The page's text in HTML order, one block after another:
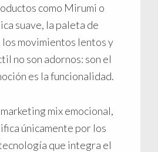
como Mirumi o
suave, la paleta de
movimientos lentos y
no son adornos: son el
es la funcionalidad.
marketing mix emocional,
únicamente por los
que integra el